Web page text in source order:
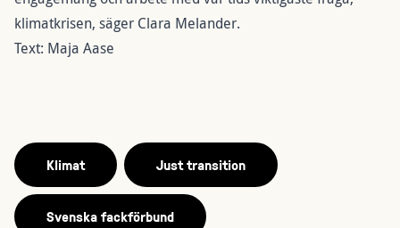
klimatkrisen, säger Clara Melander.
Text: Maja Aase
Klimat Just transition
Svenska fackförbund